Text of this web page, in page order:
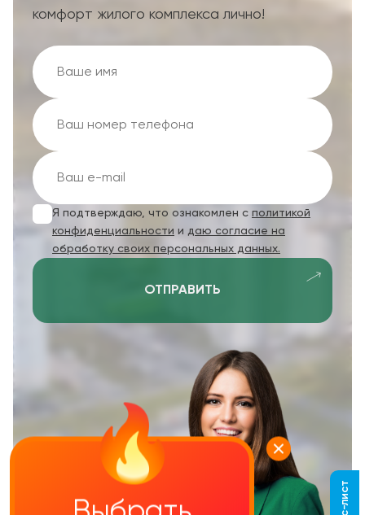
комфорт жилого комплекса лично!
Я подтверждаю, что ознакомлен с политикой
конфиденциальности и даю согласие на
обработку своих персональных данных.
ОТПРАВИТЬ